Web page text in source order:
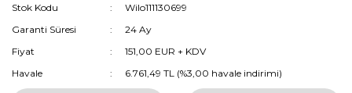
Stok Kodu
Wilo111130699
Garanti Süresi
24 Ay
Fiyat
151,00 EUR + KDV
Havale
6.761,49 TL (%3,00 havale indirimi)